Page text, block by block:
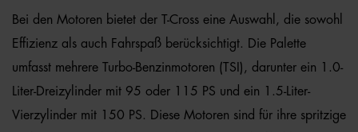
Bei den Motoren bietet der T-Cross eine Auswahl, die sowohl
Effizienz als auch Fahrspaß berücksichtigt. Die Palette
umfasst mehrere Turbo-Benzinmotoren (TSI), darunter ein 1.0-
Liter-Dreizylinder mit 95 oder 115 PS und ein 1.5-Liter-
Vierzylinder mit 150 PS. Diese Motoren sind für ihre spritzige